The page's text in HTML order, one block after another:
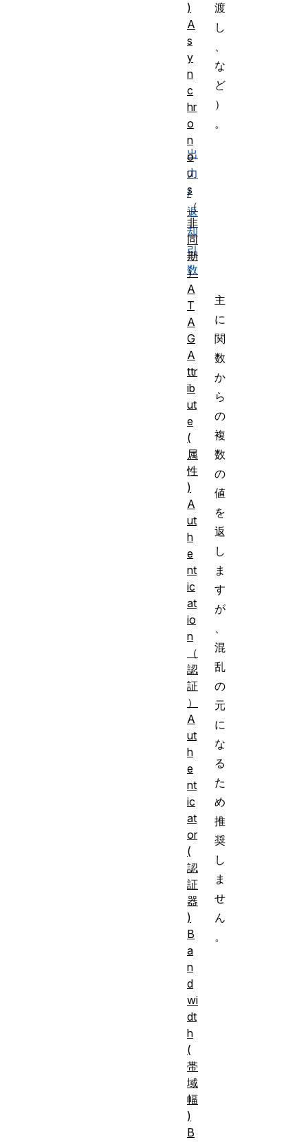
渡
し
、
な
ど
）
。
出
力
/
返
却
引
数
主
に
関
数
か
ら
の
複
数
の
値
を
返
し
ま
す
が
、
混
乱
の
元
に
な
る
た
め
推
奨
し
ま
せ
ん
。
)
A
s
y
n
c
hr
o
n
o
u
s
（
非
同
期
）
A
T
A
G
A
ttr
ib
ut
e
(
属
性
)
A
ut
h
e
nt
ic
at
io
n
（
認
証
）
A
ut
h
e
nt
ic
at
or
(
認
証
器
)
B
a
n
d
wi
dt
h
(
帯
域
幅
)
B